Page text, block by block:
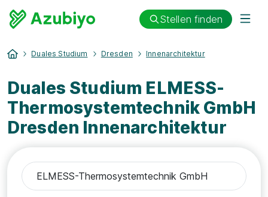
Stellen finden
Duales Studium Dresden Innenarchitektur
Duales Studium ELMESS-
Thermosystemtechnik GmbH
Dresden Innenarchitektur